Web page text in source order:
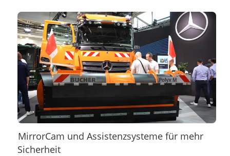
MirrorCam und Assistenzsysteme für mehr
Sicherheit